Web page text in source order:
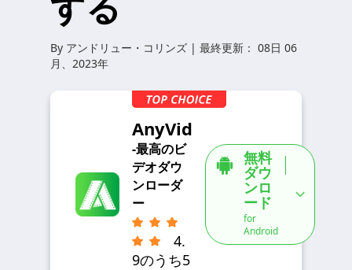
By アンドリュー・コリンズ | 最終更新： 08日 06
月、2023年
AnyVid
-最高のビ
デオダウ
ンローダ
ー
4.
9のうち5
無料
ダウ
ンロ
ード
for
Android